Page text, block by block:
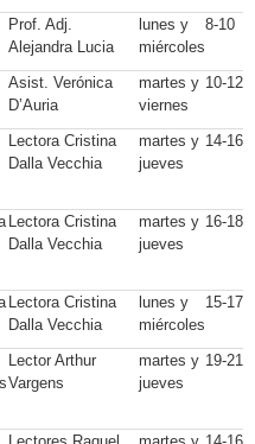
Prof. Adj.
Alejandra Lucia
lunes y
miércoles
8-10
Asist. Verónica
D’Auria
martes y
viernes
10-12
Lectora Cristina
Dalla Vecchia
martes y
jueves
14-16
Lectora Cristina
Dalla Vecchia
martes y
jueves
16-18
Lectora Cristina
Dalla Vecchia
lunes y
miércoles
15-17
Lector Arthur
Vargens
martes y
jueves
19-21